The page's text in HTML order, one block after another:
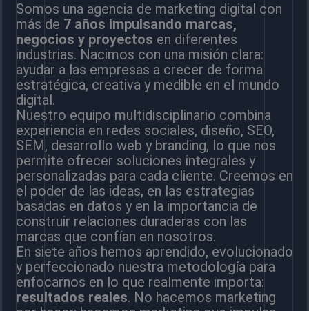
Somos una agencia de marketing digital con
más de 7 años impulsando marcas,
negocios y proyectos en diferentes
industrias. Nacimos con una misión clara:
ayudar a las empresas a crecer de forma
estratégica, creativa y medible en el mundo
digital.
Nuestro equipo multidisciplinario combina
experiencia en redes sociales, diseño, SEO,
SEM, desarrollo web y branding, lo que nos
permite ofrecer soluciones integrales y
personalizadas para cada cliente. Creemos en
el poder de las ideas, en las estrategias
basadas en datos y en la importancia de
construir relaciones duraderas con las
marcas que confían en nosotros.
En siete años hemos aprendido, evolucionado
y perfeccionado nuestra metodología para
enfocarnos en lo que realmente importa:
resultados reales. No hacemos marketing